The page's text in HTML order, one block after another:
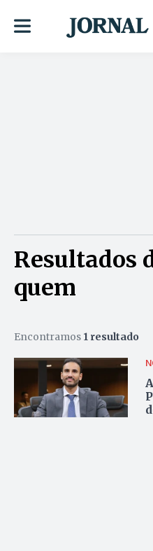
Resultados
quem
Encontramos 1 resultado